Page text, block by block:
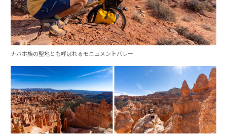
ナバホ族の聖地とも呼ばれるモニュメントバレー